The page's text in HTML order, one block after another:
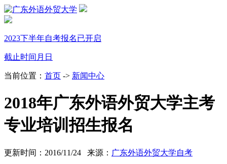
2023下半年自考报名已开启
截止时间 月 日
当前位置： 首页 -> 新闻中心
2018年广东外语外贸大学主考
专业培训招生报名
更新时间：2016/11/24 来源： 广东外语外贸大学自考